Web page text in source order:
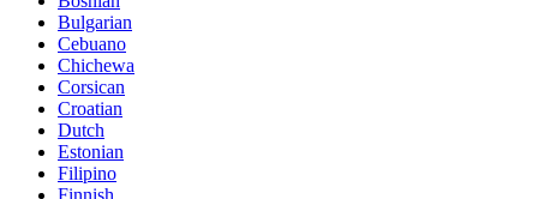
Bulgarian
Cebuano
Chichewa
Corsican
Croatian
Dutch
Estonian
Filipino
Finnish